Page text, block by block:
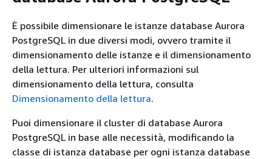
È possibile dimensionare le istanze database Aurora
PostgreSQL in due diversi modi, ovvero tramite il
dimensionamento delle istanze e il dimensionamento
della lettura. Per ulteriori informazioni sul
dimensionamento della lettura, consulta
Dimensionamento della lettura.
Puoi dimensionare il cluster di database Aurora
PostgreSQL in base alle necessità, modificando la
classe di istanza database per ogni istanza database